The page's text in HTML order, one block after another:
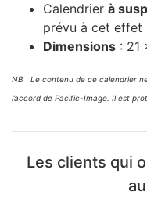
Calendrier à
prévu à cet effet
Dimensions : 21
NB : Le contenu de ce calendrier
l’accord de Pacific-Image. Il est
Les clients qui